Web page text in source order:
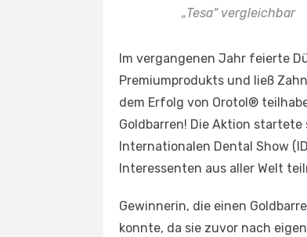
„Tesa“ vergleichbar
Im vergangenen Jahr feierte
Premiumprodukts und ließ
dem Erfolg von Orotol®
Goldbarren! Die Aktion
Internationalen Dental Show
Interessenten aus aller Welt
Gewinnerin, die einen
konnte, da sie zuvor nach